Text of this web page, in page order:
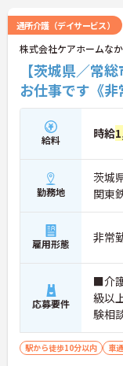
通所介護（デイサービス）
株式会社ケアホームな
【茨城県／常
お仕事です《非
給料 時給
勤務地
茨城
関東
雇用形態 非常
応募要件
■介
級以
験相
駅から徒歩10分以内 車